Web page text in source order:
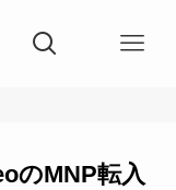
のMNP転入